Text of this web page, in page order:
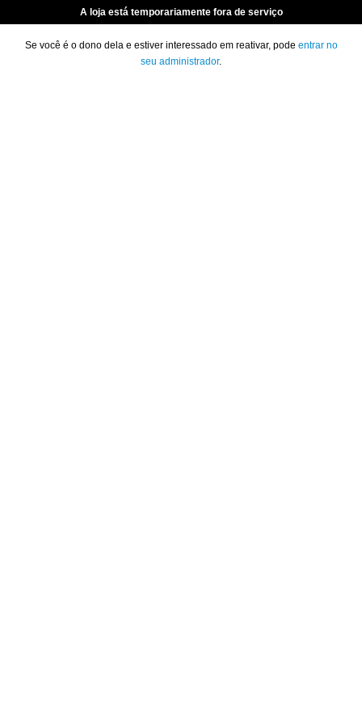
A loja está temporariamente fora de serviço
Se você é o dono dela e estiver interessado em reativar, pode entrar no
seu administrador.